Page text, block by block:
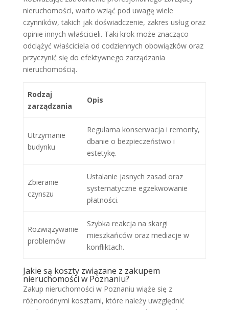
nieruchomości, warto wziąć pod uwagę wiele
czynników, takich jak doświadczenie, zakres usług oraz
opinie innych właścicieli. Taki krok może znacząco
odciążyć właściciela od codziennych obowiązków oraz
przyczynić się do efektywnego zarządzania
nieruchomością.
Rodzaj
zarządzania
Opis
Utrzymanie
budynku
Regularna konserwacja i remonty,
dbanie o bezpieczeństwo i
estetykę.
Zbieranie
czynszu
Ustalanie jasnych zasad oraz
systematyczne egzekwowanie
płatności.
Rozwiązywanie
problemów
Szybka reakcja na skargi
mieszkańców oraz mediacje w
konfliktach.
Jakie są koszty związane z zakupem
nieruchomości w Poznaniu?
Zakup nieruchomości w Poznaniu wiąże się z
różnorodnymi kosztami, które należy uwzględnić